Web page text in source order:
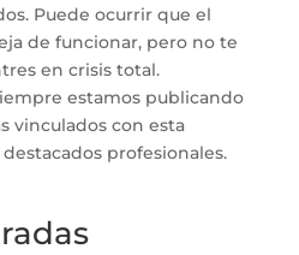
Puede ocurrir que el
de funcionar, pero no te
en crisis total.
estamos publicando
vinculados con esta
profesionales.